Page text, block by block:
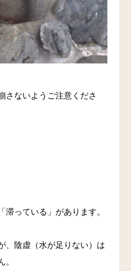
さないようご注意くださ
っている」があります。
、陰虚（水が足りない）は
。